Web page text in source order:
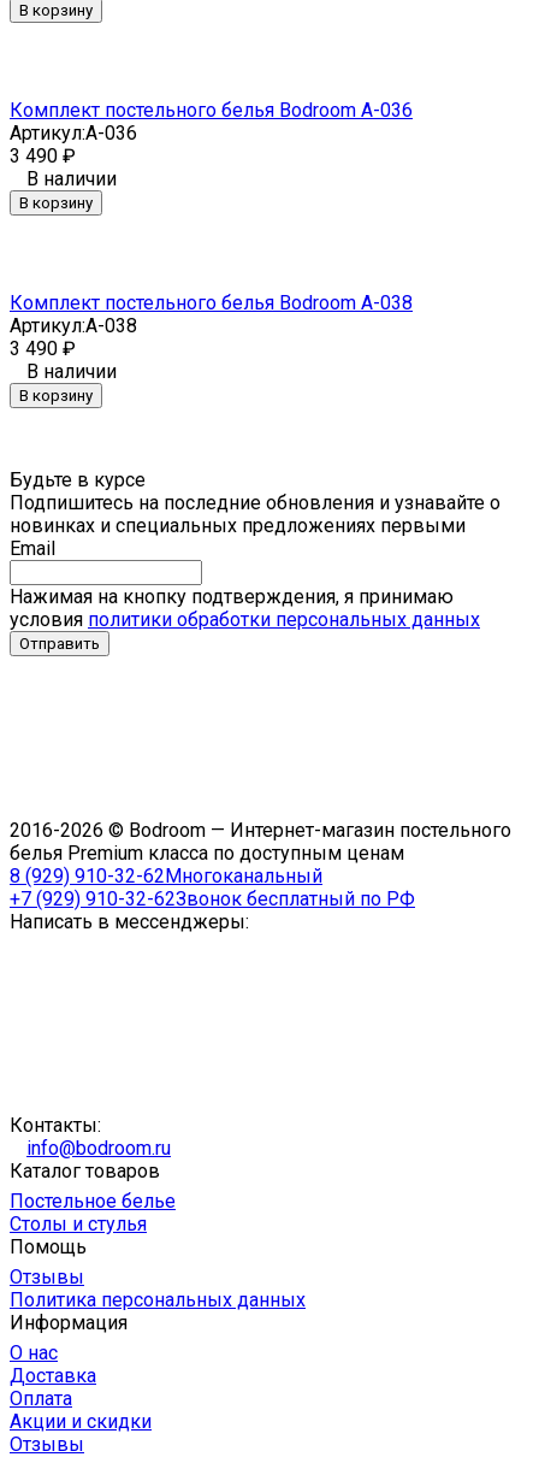
В корзину
Комплект постельного белья Bodroom A-036
Артикул:A-036
3 490 ₽
В наличии
В корзину
Комплект постельного белья Bodroom A-038
Артикул:A-038
3 490 ₽
В наличии
В корзину
Будьте в курсе
Подпишитесь на последние обновления и узнавайте о
новинках и специальных предложениях первыми
Email
Нажимая на кнопку подтверждения, я принимаю
условия политики обработки персональных данных
2016-2026 © Bodroom — Интернет-магазин постельного
белья Premium класса по доступным ценам
8 (929) 910-32-62 Многоканальный
+7 (929) 910-32-62Звонок бесплатный по РФ
Написать в мессенджеры:
Контакты:
info@bodroom.ru
Каталог товаров
Постельное белье
Столы и стулья
Помощь
Отзывы
Политика персональных данных
Информация
О нас
Доставка
Оплата
Акции и скидки
Отзывы